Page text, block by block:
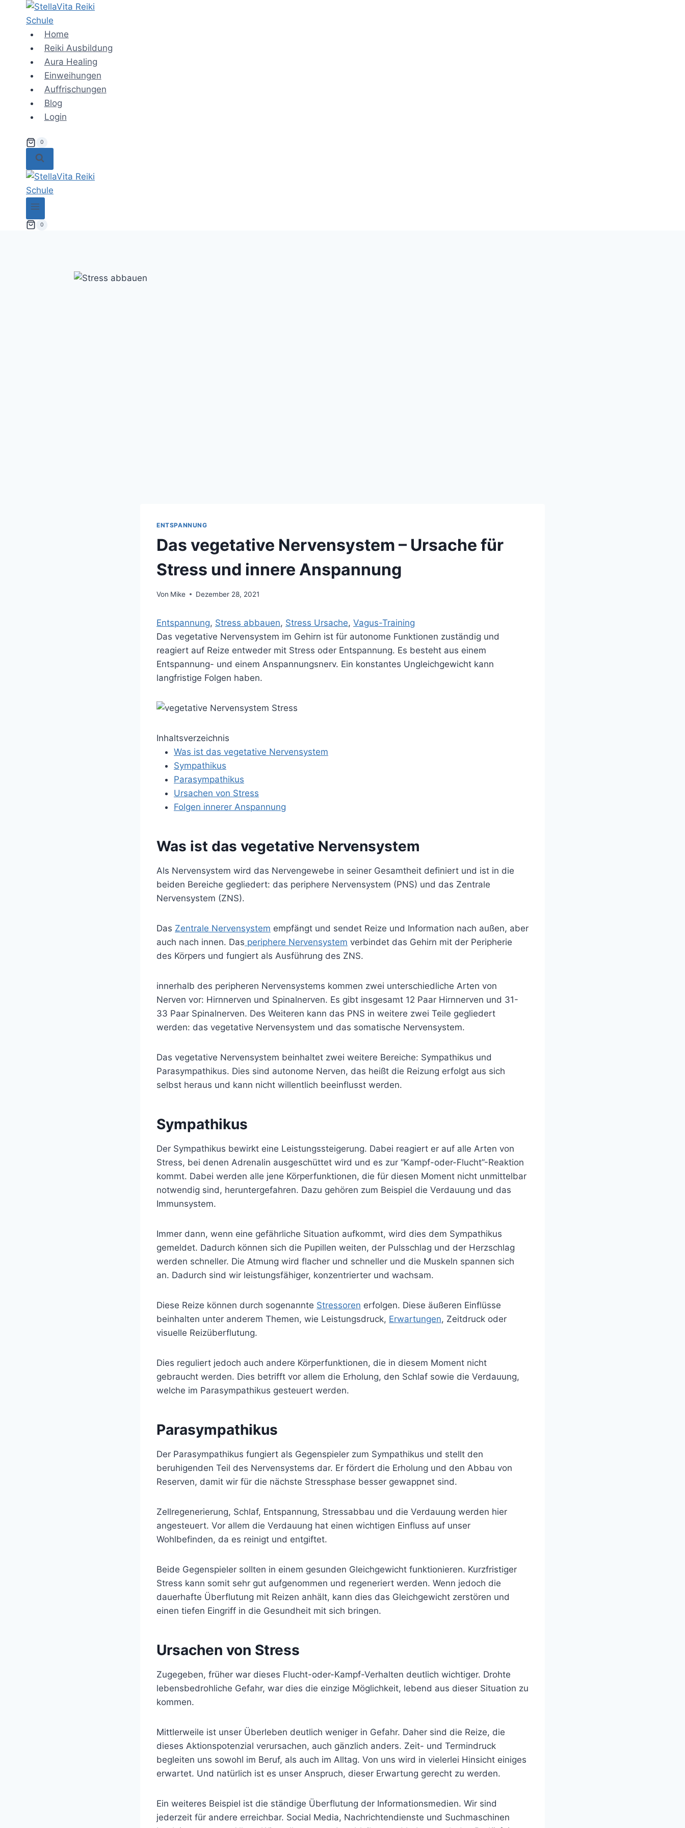
springen
Home
Reiki Ausbildung
Aura Healing
Einweihungen
Auffrischungen
Blog
Login
0
0
ENTSPANNUNG
Das vegetative Nervensystem – Ursache für
Stress und innere Anspannung
Von Mike Dezember 28, 2021
Entspannung, Stress abbauen, Stress Ursache, Vagus-Training
Das vegetative Nervensystem im Gehirn ist für autonome Funktionen zuständig und
reagiert auf Reize entweder mit Stress oder Entspannung. Es besteht aus einem
Entspannung- und einem Anspannungsnerv. Ein konstantes Ungleichgewicht kann
langfristige Folgen haben.
Inhaltsverzeichnis
Was ist das vegetative Nervensystem
Sympathikus
Parasympathikus
Ursachen von Stress
Folgen innerer Anspannung
Was ist das vegetative Nervensystem
Als Nervensystem wird das Nervengewebe in seiner Gesamtheit definiert und ist in die
beiden Bereiche gegliedert: das periphere Nervensystem (PNS) und das Zentrale
Nervensystem (ZNS).
Das Zentrale Nervensystem empfängt und sendet Reize und Information nach außen, aber
auch nach innen. Das periphere Nervensystem verbindet das Gehirn mit der Peripherie
des Körpers und fungiert als Ausführung des ZNS.
innerhalb des peripheren Nervensystems kommen zwei unterschiedliche Arten von
Nerven vor: Hirnnerven und Spinalnerven. Es gibt insgesamt 12 Paar Hirnnerven und 31-
33 Paar Spinalnerven. Des Weiteren kann das PNS in weitere zwei Teile gegliedert
werden: das vegetative Nervensystem und das somatische Nervensystem.
Das vegetative Nervensystem beinhaltet zwei weitere Bereiche: Sympathikus und
Parasympathikus. Dies sind autonome Nerven, das heißt die Reizung erfolgt aus sich
selbst heraus und kann nicht willentlich beeinflusst werden.
Sympathikus
Der Sympathikus bewirkt eine Leistungssteigerung. Dabei reagiert er auf alle Arten von
Stress, bei denen Adrenalin ausgeschüttet wird und es zur “Kampf-oder-Flucht”-Reaktion
kommt. Dabei werden alle jene Körperfunktionen, die für diesen Moment nicht unmittelbar
notwendig sind, heruntergefahren. Dazu gehören zum Beispiel die Verdauung und das
Immunsystem.
Immer dann, wenn eine gefährliche Situation aufkommt, wird dies dem Sympathikus
gemeldet. Dadurch können sich die Pupillen weiten, der Pulsschlag und der Herzschlag
werden schneller. Die Atmung wird flacher und schneller und die Muskeln spannen sich
an. Dadurch sind wir leistungsfähiger, konzentrierter und wachsam.
Diese Reize können durch sogenannte Stressoren erfolgen. Diese äußeren Einflüsse
beinhalten unter anderem Themen, wie Leistungsdruck, Erwartungen, Zeitdruck oder
visuelle Reizüberflutung.
Dies reguliert jedoch auch andere Körperfunktionen, die in diesem Moment nicht
gebraucht werden. Dies betrifft vor allem die Erholung, den Schlaf sowie die Verdauung,
welche im Parasympathikus gesteuert werden.
Parasympathikus
Der Parasympathikus fungiert als Gegenspieler zum Sympathikus und stellt den
beruhigenden Teil des Nervensystems dar. Er fördert die Erholung und den Abbau von
Reserven, damit wir für die nächste Stressphase besser gewappnet sind.
Zellregenerierung, Schlaf, Entspannung, Stressabbau und die Verdauung werden hier
angesteuert. Vor allem die Verdauung hat einen wichtigen Einfluss auf unser
Wohlbefinden, da es reinigt und entgiftet.
Beide Gegenspieler sollten in einem gesunden Gleichgewicht funktionieren. Kurzfristiger
Stress kann somit sehr gut aufgenommen und regeneriert werden. Wenn jedoch die
dauerhafte Überflutung mit Reizen anhält, kann dies das Gleichgewicht zerstören und
einen tiefen Eingriff in die Gesundheit mit sich bringen.
Ursachen von Stress
Zugegeben, früher war dieses Flucht-oder-Kampf-Verhalten deutlich wichtiger. Drohte
lebensbedrohliche Gefahr, war dies die einzige Möglichkeit, lebend aus dieser Situation zu
kommen.
Mittlerweile ist unser Überleben deutlich weniger in Gefahr. Daher sind die Reize, die
dieses Aktionspotenzial verursachen, auch gänzlich anders. Zeit- und Termindruck
begleiten uns sowohl im Beruf, als auch im Alltag. Von uns wird in vielerlei Hinsicht einiges
erwartet. Und natürlich ist es unser Anspruch, dieser Erwartung gerecht zu werden.
Ein weiteres Beispiel ist die ständige Überflutung der Informationsmedien. Wir sind
jederzeit für andere erreichbar. Social Media, Nachrichtendienste und Suchmaschinen